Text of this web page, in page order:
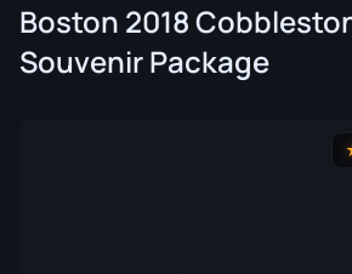
Boston 2018
Souvenir Package